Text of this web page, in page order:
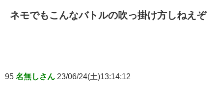
ネモでもこんなバトルの吹っ掛け方しねえぞ
95 名無しさん 23/06/24(土)13:14:12